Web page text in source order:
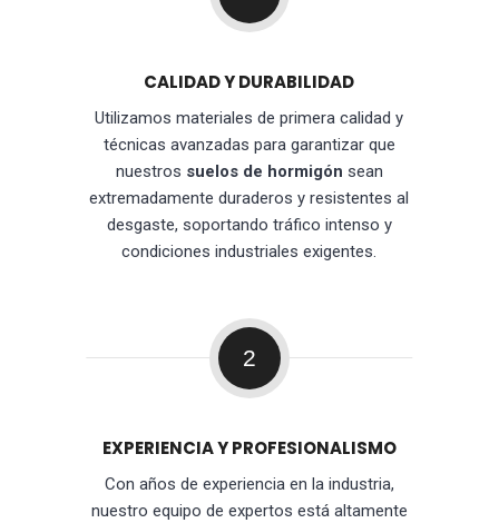
CALIDAD Y DURABILIDAD
Utilizamos materiales de primera calidad y
técnicas avanzadas para garantizar que
nuestros suelos de hormigón sean
extremadamente duraderos y resistentes al
desgaste, soportando tráfico intenso y
condiciones industriales exigentes.
2
EXPERIENCIA Y PROFESIONALISMO
Con años de experiencia en la industria,
nuestro equipo de expertos está altamente